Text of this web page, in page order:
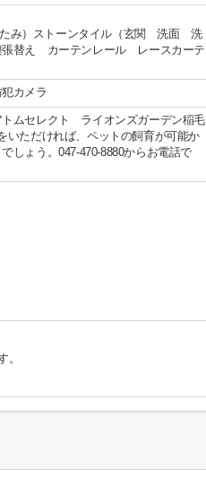
たみ）ストーンタイル（玄関 洗面 洗
替え カーテンレール レースカーテ
犯カメラ
トムセレクト ライオンズガーデン稲毛
いただければ、ペットの飼育が可能か
しょう。047-470-8880からお電話で
。